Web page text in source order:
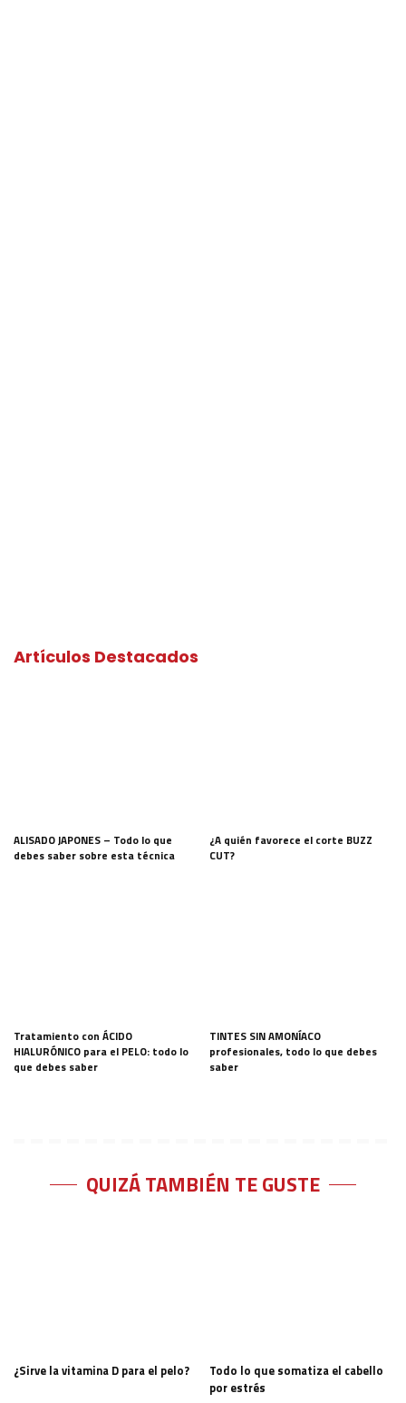
Artículos Destacados
ALISADO JAPONES – Todo lo que
debes saber sobre esta técnica
¿A quién favorece el corte BUZZ
CUT?
Tratamiento con ÁCIDO
HIALURÓNICO para el PELO: todo lo
que debes saber
TINTES SIN AMONÍACO
profesionales, todo lo que debes
saber
QUIZÁ TAMBIÉN TE GUSTE
¿Sirve la vitamina D para el pelo?
Todo lo que somatiza el cabello
por estrés